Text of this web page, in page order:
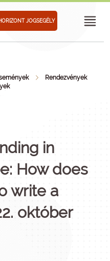
JOGSEGÉLY
Rendezvények
in
How does
write a
október